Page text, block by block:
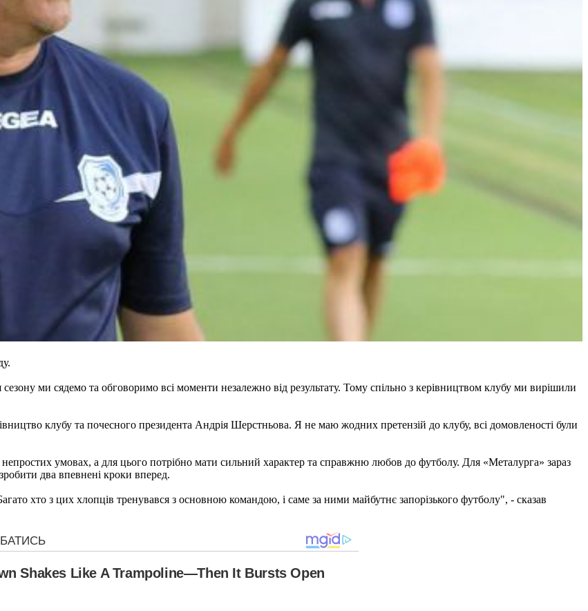
ми сядемо та обговоримо всі моменти незалежно від результату. Тому спільно з керівництвом клубу ми вирішили
клубу та почесного президента Андрія Шерстньова. Я не маю жодних претензій до клубу, всі домовленості були
умовах, а для цього потрібно мати сильний характер та справжню любов до футболу. Для «Металурга» зараз
два впевнені кроки вперед.
хто з цих хлопців тренувався з основною командою, і саме за ними майбутнє запорізького футболу", - сказав